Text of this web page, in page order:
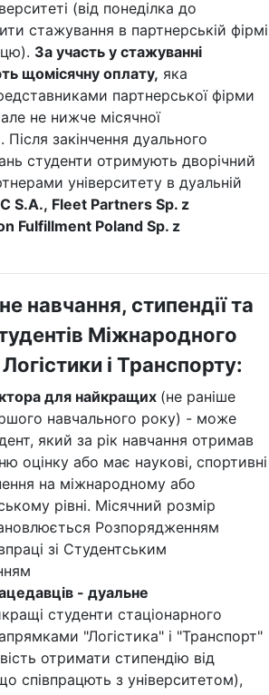
(від понеділка до
стажування в партнерській фірмі
За участь у стажуванні
щомісячну оплату, яка
партнерської фірми
не нижче місячної
Після закінчення дуального
студенти отримують дворічний
університету в дуальній
S.A., Fleet Partners Sp. z
Fulfillment Poland Sp. z
навчання, стипендії та
Міжнародного
і Транспорту:
для найкращих (не раніше
навчального року) - може
який за рік навчання отримав
оцінку або має наукові, спортивні
на міжнародному або
рівні. Місячний розмір
Розпорядженням
зі Студентським
- дуальне
студенти стаціонарного
"Логістика" і "Транспорт"
отримати стипендію від
співпрацють з університетом),